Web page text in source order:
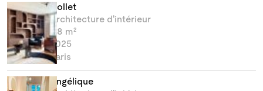
Nollet
Architecture d'intérieur
118 m²
2025
Paris
Angélique